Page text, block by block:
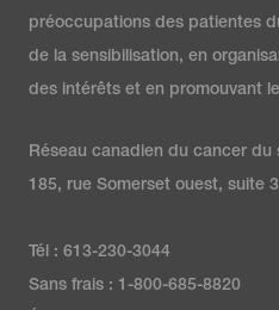
préoccupations des patientes
de la sensibilisation, en
des intérêts et en promouvant
Réseau canadien du cancer du
185, rue Somerset ouest, suite
Tél : 613-230-3044
Sans frais : 1-800-685-8820